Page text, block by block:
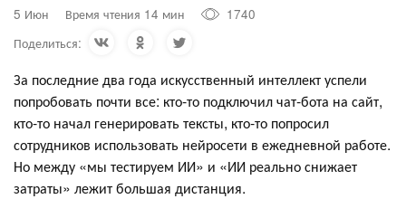
5 Июн Время чтения 14 мин
1740
Поделиться:
За последние два года искусственный интеллект успели
попробовать почти все: кто-то подключил чат-бота на сайт,
кто-то начал генерировать тексты, кто-то попросил
сотрудников использовать нейросети в ежедневной работе.
Но между «мы тестируем ИИ» и «ИИ реально снижает
затраты» лежит большая дистанция.